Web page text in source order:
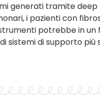
generati tramite
i pazienti con
potrebbe in
sistemi di supporto